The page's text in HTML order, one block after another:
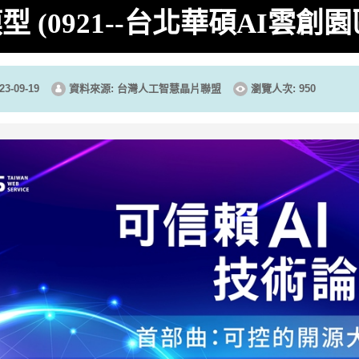
(0921--台北華碩AI雲創園
09-19 資料來源: 台灣人工智慧晶片聯盟 瀏覽人次: 950